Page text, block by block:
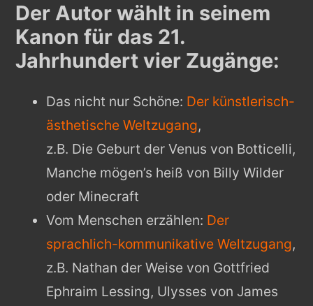
Der Autor wählt in seinem
Kanon für das 21.
Jahrhundert vier Zugänge:
Das nicht nur Schöne: Der künstlerisch-
ästhetische Weltzugang,
z.B. Die Geburt der Venus von Botticelli,
Manche mögen’s heiß von Billy Wilder
oder Minecraft
Vom Menschen erzählen: Der
sprachlich-kommunikative Weltzugang,
z.B. Nathan der Weise von Gottfried
Ephraim Lessing, Ulysses von James